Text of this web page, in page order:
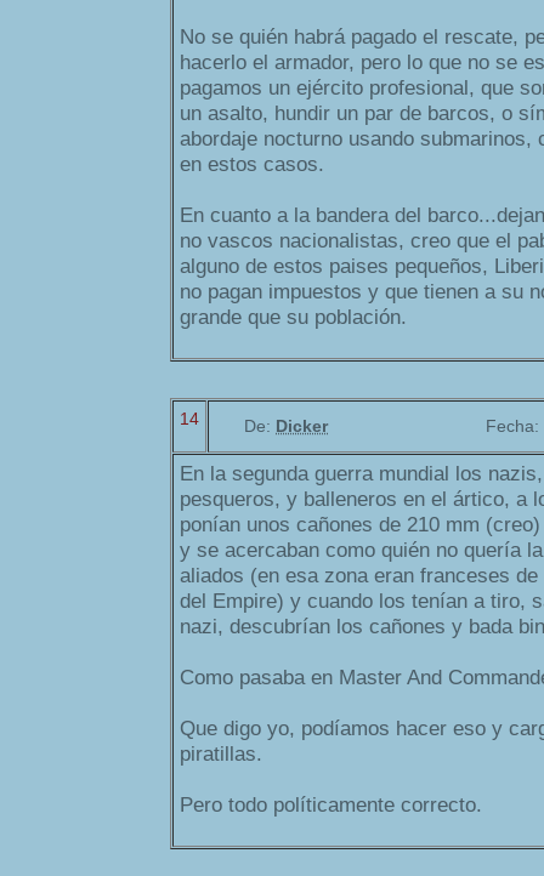
No se quién habrá pagado el rescate,
hacerlo el armador, pero lo que no se
pagamos un ejército profesional, que
un asalto, hundir un par de barcos, o
abordaje nocturno usando submarinos,
en estos casos.
En cuanto a la bandera del
no vascos nacionalistas, creo que el
alguno de estos paises pequeños,
no pagan impuestos y que tienen a su
grande que su población.
14 De: Dicker Fecha:
En la segunda guerra mundial los
pesqueros, y balleneros en el ártico, a
ponían unos cañones de 210 mm
y se acercaban como quién no quería
aliados (en esa zona eran franceses
del Empire) y cuando los tenían a tiro,
nazi, descubrían los cañones y bada
Como pasaba en Master And
Que digo yo, podíamos hacer eso y
piratillas.
Pero todo políticamente correcto.